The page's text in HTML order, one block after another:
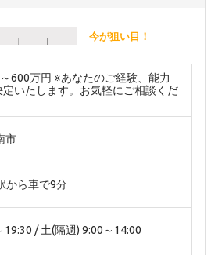
今が狙い目！
600万円 ※あなたのご経験、能力
定いたします。お気軽にご相談くだ
市
から車で9分
19:30 / 土(隔週) 9:00～14:00